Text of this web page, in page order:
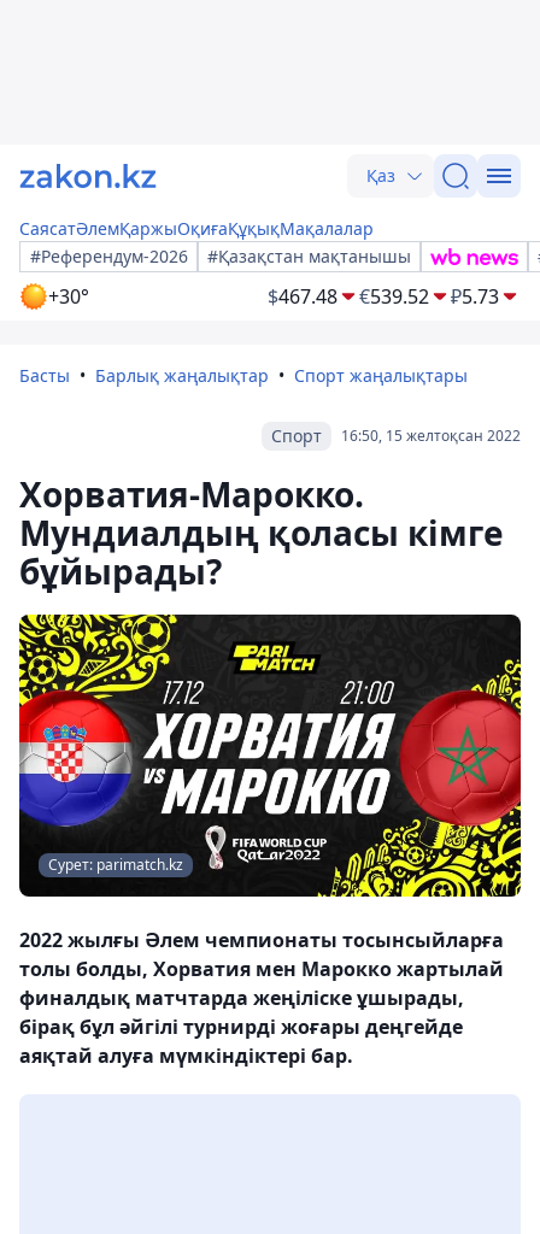
Қаз
СаясатӘлемҚаржыОқиғаҚұқықМақалалар
#Референдум-2026
#Қазақстан мақтанышы
+30° $467.48 €539.52 ₽5.73
Басты Барлық жаңалықтар Спорт жаңалықтары
16:50, 15 желтоқсан 2022
Спорт
Хорватия-Марокко.
Мундиалдың қоласы кімге
бұйырады?
Сурет: parimatch.kz
2022 жылғы Әлем чемпионаты тосынсыйларға
толы болды, Хорватия мен Марокко жартылай
финалдық матчтарда жеңіліске ұшырады,
бірақ бұл әйгілі турнирді жоғары деңгейде
аяқтай алуға мүмкіндіктері бар.